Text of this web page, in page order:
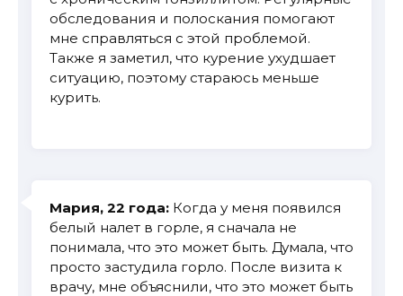
обследования и полоскания помогают
мне справляться с этой проблемой.
Также я заметил, что курение ухудшает
ситуацию, поэтому стараюсь меньше
курить.
Мария, 22 года: Когда у меня появился
белый налет в горле, я сначала не
понимала, что это может быть. Думала, что
просто застудила горло. После визита к
врачу, мне объяснили, что это может быть